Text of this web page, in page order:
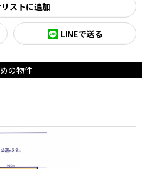
スト
LINEで送る
の物件